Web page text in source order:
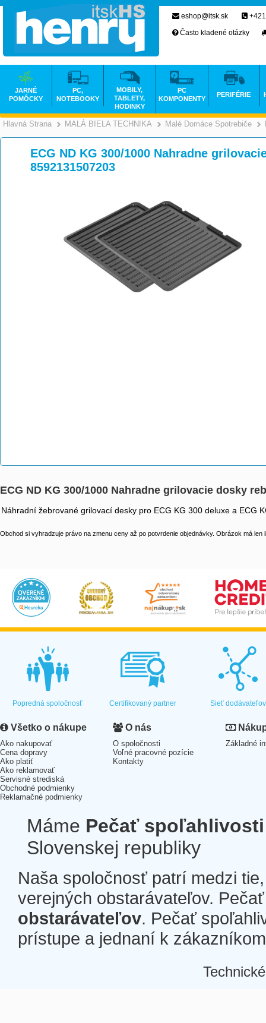
Hlavná Strana >
MALÁ BIELA TECHNIKA >
Malé Domáce Spotrebiče
ECG ND KG 300/1000 Nahradne
8592131507203
ECG ND KG 300/1000 Nahradne grilovacie dosky
Náhradní žebrované grilovací desky pro ECG KG 300 deluxe a ECG
Obchod si vyhradzuje právo na zmenu ceny až po potvrdenie objednávky. Obrázok má len
eshop@itsk.sk
Často kladené otázky
JARNÉ
POMÔCKY
PC,
NOTEBOOKY
MOBILY,
TABLETY,
HODINKY
PC
KOMPONENTY
PERIFÉRIE
Popredná spoločnosť Certifikovaný partner Sieť dodávateľov
Všetko o nákupe
Ako nakupovať
Cena dopravy
Ako platiť
Ako reklamovať
Servisné strediská
Obchodné podmienky
Reklamačné podmienky
O nás
O spoločnosti
Voľné pracovné pozície
Kontakty
Základné
Máme Pečať spoľahlivosti
Slovenskej republiky
Naša spoločnosť patrí medzi
verejných obstarávateľov.
obstarávateľov. Pečať
prístupe a jednaní k